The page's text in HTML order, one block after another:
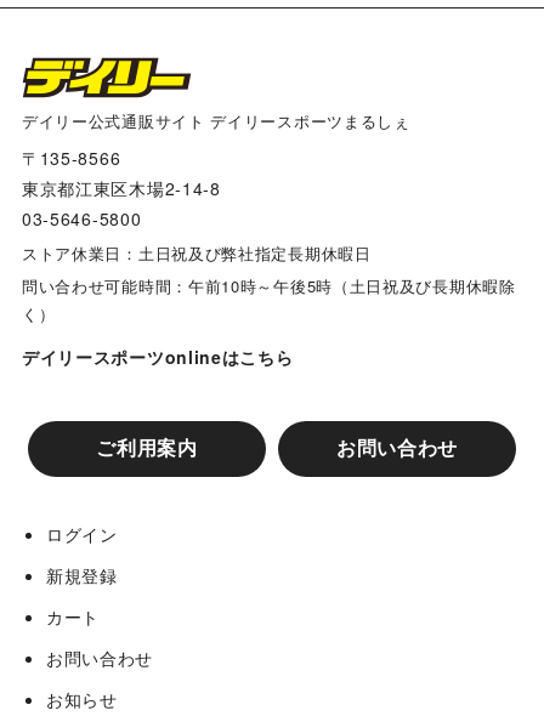
デイリー公式通販サイト デイリースポーツまるしぇ
〒135-8566
東京都江東区木場2-14-8
03-5646-5800
ストア休業日：土日祝及び弊社指定長期休暇日
問い合わせ可能時間：午前10時～午後5時（土日祝及び長期休暇除
く）
デイリースポーツonlineはこちら
ご利用案内 お問い合わせ
ログイン
新規登録
カート
お問い合わせ
お知らせ